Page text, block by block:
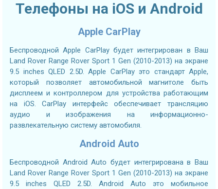
Телефоны на iOS и Android
Apple CarPlay
Беспроводной Apple CarPlay будет интегрирован в Ваш
Land Rover Range Rover Sport 1 Gen (2010-2013) на экране
9.5 inches QLED 2.5D. Apple CarPlay это стандарт Apple,
который позволяет автомобильной магнитоле быть
дисплеем и контроллером для устройства работающим
на iOS. CarPlay интерфейс обеспечивает трансляцию
аудио и изображения на информационно-
развлекательную систему автомобиля.
Android Auto
Беспроводной Android Auto будет интегрирована в Ваш
Land Rover Range Rover Sport 1 Gen (2010-2013) на экране
9.5 inches QLED 2.5D. Android Auto это мобильное